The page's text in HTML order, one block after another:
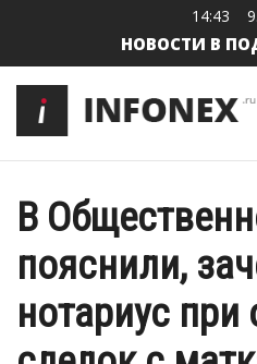
14:43
НОВОСТИ В
В
пояснили,
нотариус